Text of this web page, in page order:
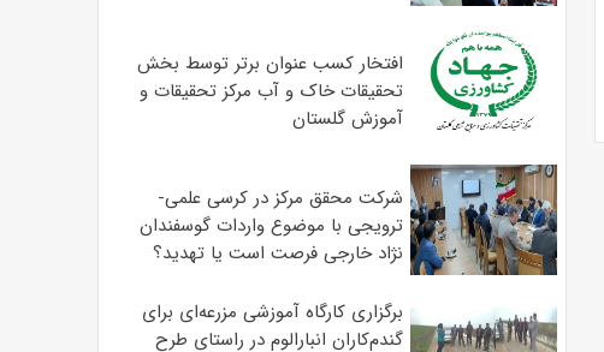
افتخار کسب عنوان برتر توسط بخش
تحقیقات خاک و آب مرکز تحقیقات و
آموزش گلستان
شرکت محقق مرکز در کرسی علمی-
ترویجی با موضوع واردات گوسفندان
نژاد خارجی فرصت است یا تهدید؟
برگزاری کارگاه آموزشی مزرعه‌ای برای
گندم‌کاران انبارالوم در راستای طرح